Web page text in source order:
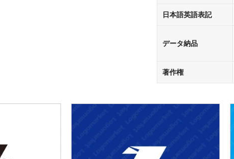
日本語英語表記
データ納品
著作権